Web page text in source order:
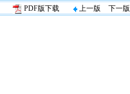
PDF版下载 上一版 下一版